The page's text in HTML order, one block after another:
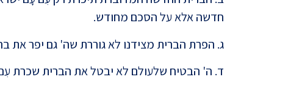
חדשה אלא על הסכם מחודש.
ג. הפרת הברית מצידנו לא גוררת שה' גם יפר את
ד. ה' הבטיח שלעולם לא יבטל את הברית שכרת